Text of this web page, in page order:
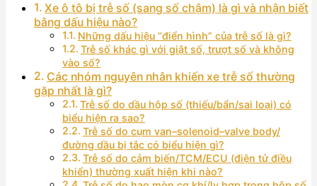
Xe ô tô bị trễ số (sang số chậm) là gì và nhận biết
bằng dấu hiệu nào?
Những dấu hiệu “điển hình” của trễ số là gì?
Trễ số khác gì với giật số, trượt số và không
vào số?
Các nhóm nguyên nhân khiến xe trễ số thường
gặp nhất là gì?
Trễ số do dầu hộp số (thiếu/bẩn/sai loại) có
biểu hiện ra sao?
Trễ số do cụm van–solenoid–valve body/
đường dầu bị tắc có biểu hiện gì?
Trễ số do cảm biến/TCM/ECU (điện tử điều
khiển) thường xuất hiện khi nào?